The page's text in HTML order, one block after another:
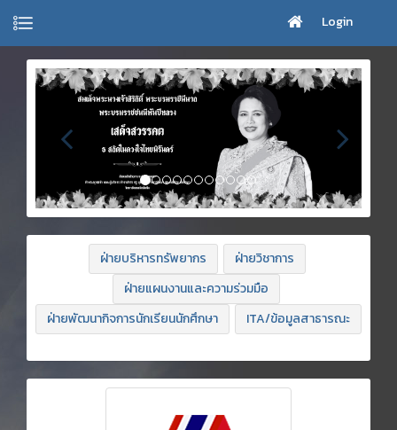
Login
ฝ่ายบริหารทรัพยากร
ฝ่ายวิชาการ
ฝ่ายแผนงานและความร่วมมือ
ฝ่ายพัฒนากิจการนักเรียนนักศึกษา
ITA/ข้อมูลสาธารณะ